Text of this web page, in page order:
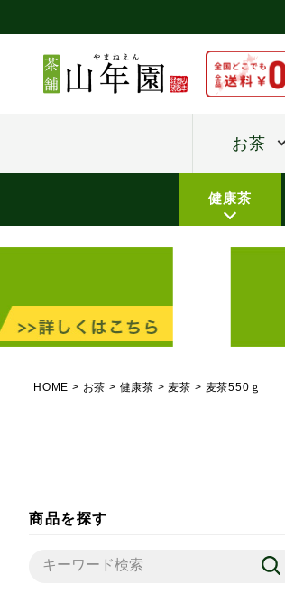
お茶
健康茶
HOME お茶 健康茶 麦茶 麦茶550ｇ
商品を探す